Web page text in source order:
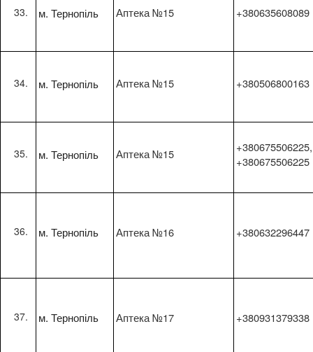
м. Тернопіль Аптека №15 +380635608089
м. Тернопіль Аптека №15 +380506800163
м. Тернопіль Аптека №15
+380675506225,
+380675506225
м. Тернопіль Аптека №16 +380632296447
м. Тернопіль Аптека №17 +380931379338